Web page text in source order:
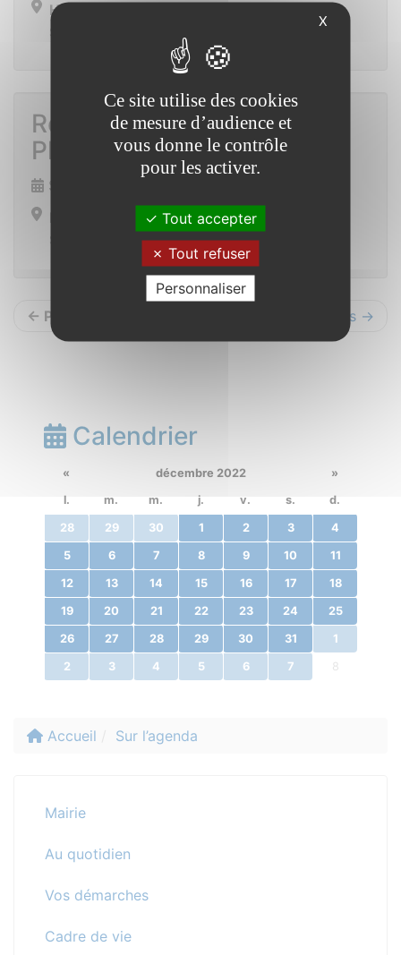
Hall de la mairie
Rencontre-Dédicace avec
Philippe PUSSAT
Samedi 4 mars 2023 de 10h00 à 12h00
Saint-Vincent-sur-Oust
← Précédents Suivants →
Calendrier
« décembre 2022
»
l.
m. m. j. v. s. d.
28 29 30 1 2 3 4
5 6 7 8 9 10 11
12 13 14 15 16 17 18
19 20 21 22 23 24 25
26 27 28 29 30 31 1
2 3 4 5 6 7 8
Accueil Sur l’agenda
Mairie
Au quotidien
Vos démarches
Cadre de vie
X
Ce site utilise des cookies
de mesure d’audience et
vous donne le contrôle
pour les activer.
Tout accepter
Tout refuser
Personnaliser